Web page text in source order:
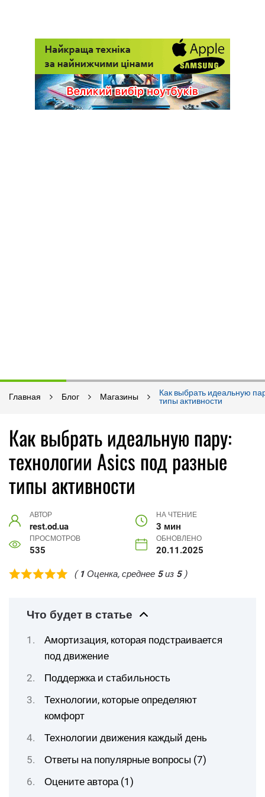
Главная Блог Магазины
Как выбрать идеальную
типы активности
Как выбрать идеальную пару:
технологии Asics под разные
типы активности
АВТОР
rest.od.ua
НА ЧТЕНИЕ
3 мин
ПРОСМОТРОВ
535
ОБНОВЛЕНО
20.11.2025
( 1 Оценка, среднее 5из 5)
Что будет в статье
Амортизация, которая подстраивается
под движение
Поддержка и стабильность
Технологии, которые определяют
комфорт
Технологии движения каждый день
Ответы на популярные вопросы (7)
Оцените автора (1)